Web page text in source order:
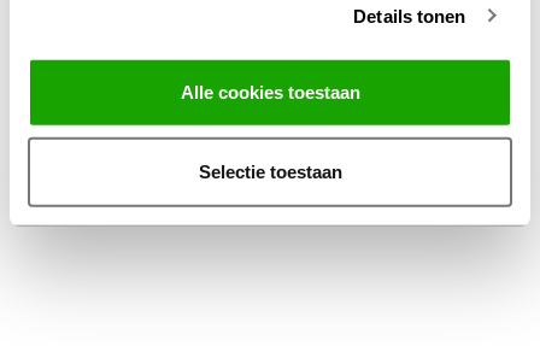
Details tonen
Alle cookies toestaan
Selectie toestaan
Algemene Voorwaarden Thuiswinkel
Privacy Statement Profile Nederland B.V.
Disclaimer